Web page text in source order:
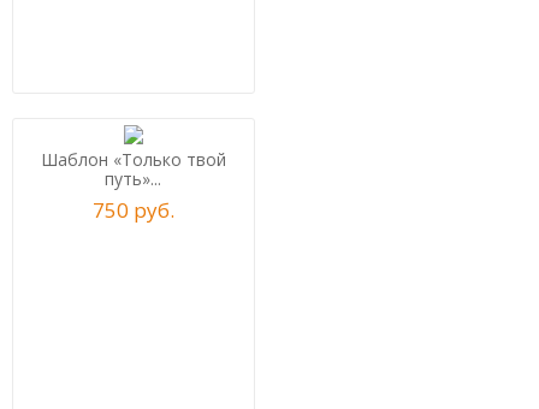
Шаблон «Только твой
путь»...
750 руб.